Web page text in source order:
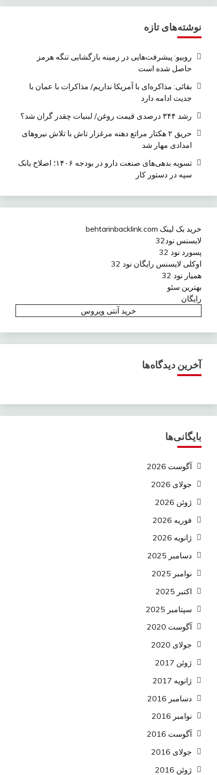
نوشته‌های تازه
روبیو: پیشرفت‌هایی در زمینه بازگشایی تنگه هرمز
حاصل شده است
بقائی: مذاکره‌ای با آمریکا نداریم/ مذاکرات با عمان با
جدیت ادامه دارد
رشد ۳۴۴ درصدی قیمت روغن/ لبنیات چقدر گران شد؟
حریق ۲ هکتار مراتع دهنه مرغزار تاش با تلاش نیروهای
امدادی مهار شد
تسویه بدهی‌های صنعت دارو در بودجه ۱۴۰۶؛ اصلاح بانک
سپه در دستور کار
خرید بک لینک behtarinbacklink.com
لایسنس نود32
پسورد نود 32
اوکلی لایسنس رایگان نود 32
همیار نود 32
بهترین سئو
رایگان
خرید آنتی ویروس
آخرین دیدگاه‌ها
بایگانی‌ها
آگوست 2026
جولای 2026
ژوئن 2026
فوریه 2026
ژانویه 2026
دسامبر 2025
نوامبر 2025
اکتبر 2025
سپتامبر 2025
آگوست 2020
جولای 2020
ژوئن 2017
ژانویه 2017
دسامبر 2016
نوامبر 2016
آگوست 2016
جولای 2016
ژوئن 2016